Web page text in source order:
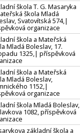
škola T. G. Masaryka
škola Mladá
Svatovítská 574,|
organizace
škola a Mateřská
Mladá Boleslav, 17.
1325,| příspěvková
škola a Mateřská
Mladá Boleslav,
1152,|
organizace
škola Mladá Boleslav,
1082, příspěvková
základní škola a